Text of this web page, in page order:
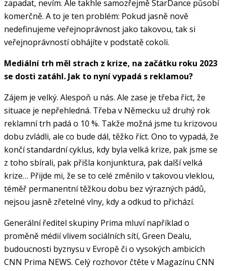
zapadat, nevím. Ale takhle samozřejmě StarDance působí
komerčně. A to je ten problém: Pokud jasně nově
nedefinujeme veřejnoprávnost jako takovou, tak si
veřejnoprávností obhájíte v podstatě cokoli.
Mediální trh měl strach z krize, na začátku roku 2023
se dosti zatáhl. Jak to nyní vypadá s reklamou?
Zájem je velký. Alespoň u nás. Ale zase je třeba říct, že
situace je nepřehledná. Třeba v Německu už druhý rok
reklamní trh padá o 10 %. Takže možná jsme tu krizovou
dobu zvládli, ale co bude dál, těžko říct. Ono to vypadá, že
končí standardní cyklus, kdy byla velká krize, pak jsme se
z toho sbírali, pak přišla konjunktura, pak další velká
krize… Přijde mi, že se to celé změnilo v takovou vleklou,
téměř permanentní těžkou dobu bez výrazných pádů,
nejsou jasně zřetelné vlny, kdy a odkud to přichází.
Generální ředitel skupiny Prima mluví například o
proměně médií vlivem sociálních sítí, Green Dealu,
budoucnosti byznysu v Evropě či o vysokých ambicích
CNN Prima NEWS. Celý rozhovor čtěte v Magazínu CNN